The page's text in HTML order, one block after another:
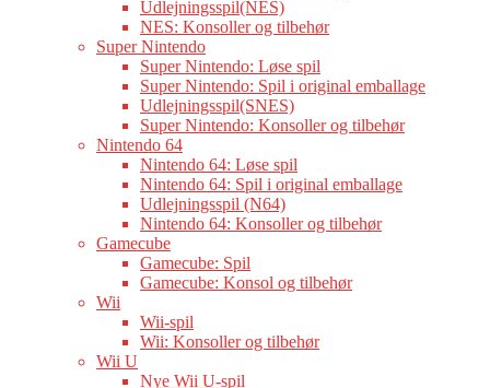
Udlejningsspil(NES)
NES: Konsoller og tilbehør
Super Nintendo
Super Nintendo: Løse spil
Super Nintendo: Spil i original emballage
Udlejningsspil(SNES)
Super Nintendo: Konsoller og tilbehør
Nintendo 64
Nintendo 64: Løse spil
Nintendo 64: Spil i original emballage
Udlejningsspil (N64)
Nintendo 64: Konsoller og tilbehør
Gamecube
Gamecube: Spil
Gamecube: Konsol og tilbehør
Wii
Wii-spil
Wii: Konsoller og tilbehør
Wii U
Nye Wii U-spil